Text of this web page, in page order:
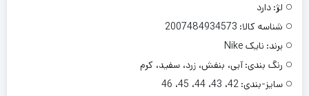
لژ: دارد
شناسه کالا: 2007484934573
برند: نایک Nike
رنگ بندی: آبی، بنفش، زرد، سفید، کرم
سایز-بندی: 42، 43، 44، 45، 46